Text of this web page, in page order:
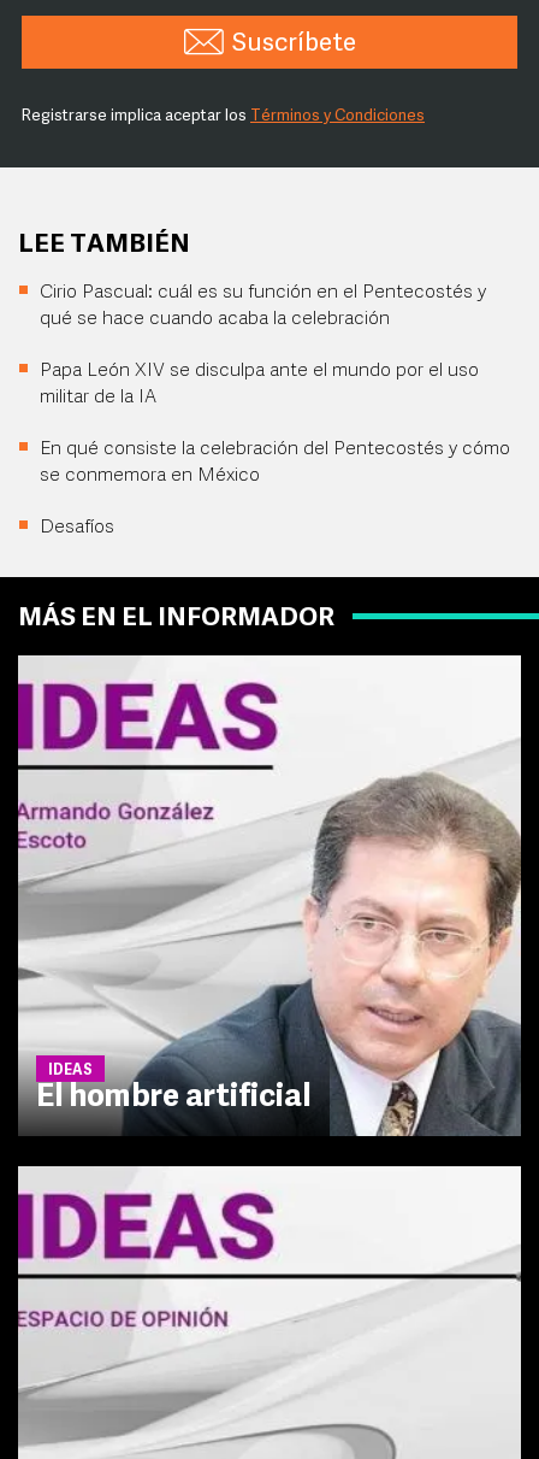
Suscríbete
Registrarse implica aceptar los Términos y Condiciones
LEE TAMBIÉN
Cirio Pascual: cuál es su función en el Pentecostés y
qué se hace cuando acaba la celebración
Papa León XIV se disculpa ante el mundo por el uso
militar de la IA
En qué consiste la celebración del Pentecostés y cómo
se conmemora en México
Desafíos
MÁS EN EL INFORMADOR
IDEAS
El hombre artificial